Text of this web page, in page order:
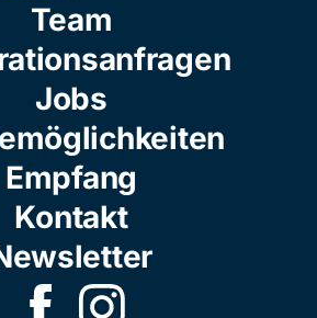
Team
Jobs
Empfang
Kontakt